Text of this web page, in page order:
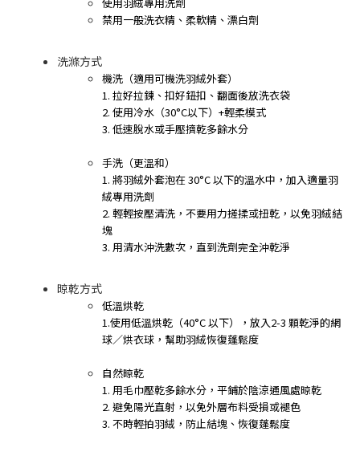
禁用一般洗衣精、柔軟精、漂白劑
洗滌方式
機洗（適用可機洗羽絨外套）
1. 拉好拉鍊、扣好鈕扣、翻面後放洗衣袋
2. 使用冷水（30°C以下）+輕柔模式
3. 低速脫水或手壓擠乾多餘水分
手洗（更溫和）
1. 將羽絨外套泡在 30°C 以下的溫水中，加入適量羽
絨專用洗劑
2. 輕輕按壓清洗，不要用力搓揉或扭乾，以免羽絨結
塊
3. 用清水沖洗數次，直到洗劑完全沖乾淨
晾乾方式
低溫烘乾
1.使用低溫烘乾（40°C 以下），放入2-3 顆乾淨的網
球／烘衣球，幫助羽絨恢復蓬鬆度
自然晾乾
1. 用毛巾壓乾多餘水分，平鋪於陰涼通風處晾乾
2. 避免陽光直射，以免外層布料受損或褪色
3. 不時輕拍羽絨，防止結塊、恢復蓬鬆度